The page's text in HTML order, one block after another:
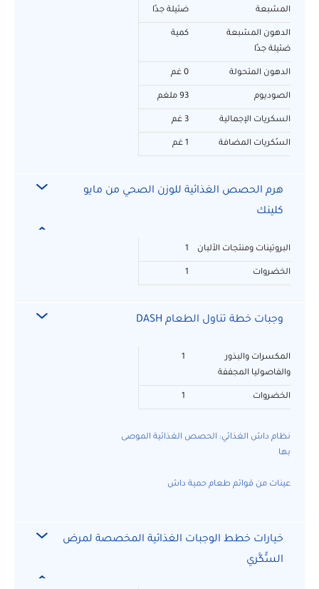
المشبعة
ضئيلة جدًا
الدهون المشبعة
كمية
ضئيلة جدًا
الدهون المتحولة 0 غم
الصوديوم 93 ملغم
السكريات الإجمالية 3 غم
السُكريات المضافة 1 غم
هرم الحصص الغذائية للوزن الصحي من مايو
كلينك
البروتينات ومنتجات الألبان 1
الخضروات 1
وجبات خطة تناول الطعام DASH
المكسرات والبذور
والفاصوليا المجففة
1
الخضروات 1
نظام داش الغذائي: الحصص الغذائية الموصى
بها
عينات من قوائم طعام حمية داش
خيارات خطط الوجبات الغذائية المخصصة لمرض
السُّكَّري